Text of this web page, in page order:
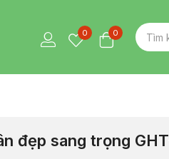
0 0
đẹp sang trọng